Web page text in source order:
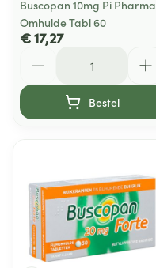
Buscopan 10mg Pi Pharma
Omhulde Tabl 60
€ 17,27
Bestel